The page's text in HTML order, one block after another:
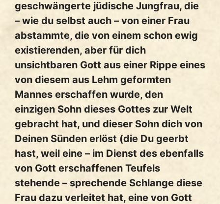
geschwängerte jüdische Jungfrau, die
– wie du selbst auch – von einer Frau
abstammte, die von einem schon ewig
existierenden, aber für dich
unsichtbaren Gott aus einer Rippe eines
von diesem aus Lehm geformten
Mannes erschaffen wurde, den
einzigen Sohn dieses Gottes zur Welt
gebracht hat, und dieser Sohn dich von
Deinen Sünden erlöst (die Du geerbt
hast, weil eine – im Dienst des ebenfalls
von Gott erschaffenen Teufels
stehende – sprechende Schlange diese
Frau dazu verleitet hat, eine von Gott